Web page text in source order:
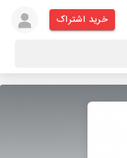
خرید اشتراک